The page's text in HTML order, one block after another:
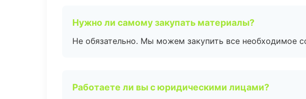
Нужно ли самому закупать материалы?
Не обязательно. Мы можем закупить все необходимое
Работаете ли вы с юридическими лицами?